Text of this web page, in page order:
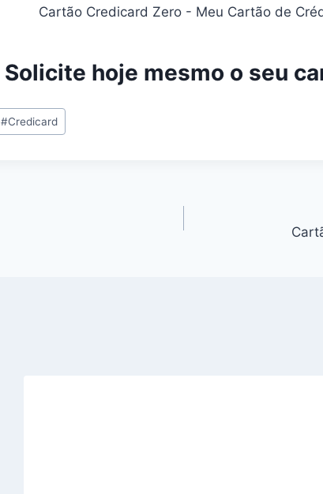
Solicite hoje mesmo o seu
#Credicard